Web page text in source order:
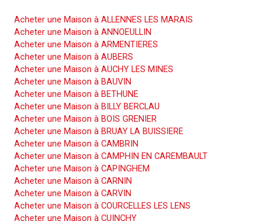
Acheter une Maison à ALLENNES LES MARAIS
Acheter une Maison à ANNOEULLIN
Acheter une Maison à ARMENTIERES
Acheter une Maison à AUBERS
Acheter une Maison à AUCHY LES MINES
Acheter une Maison à BAUVIN
Acheter une Maison à BETHUNE
Acheter une Maison à BILLY BERCLAU
Acheter une Maison à BOIS GRENIER
Acheter une Maison à BRUAY LA BUISSIERE
Acheter une Maison à CAMBRIN
Acheter une Maison à CAMPHIN EN CAREMBAULT
Acheter une Maison à CAPINGHEM
Acheter une Maison à CARNIN
Acheter une Maison à CARVIN
Acheter une Maison à COURCELLES LES LENS
Acheter une Maison à CUINCHY